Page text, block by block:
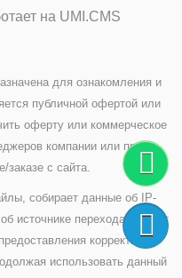
на UMI.CMS
для ознакомления и
публичной офертой или
оферту или коммерческое
компании или при
заказе с сайта.
собирает данные об IP-
источнике перехода на сайт
корректной
использовать данный